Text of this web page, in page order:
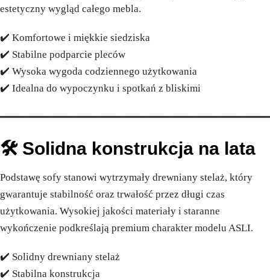
estetyczny wygląd całego mebla.
✔️ Komfortowe i miękkie siedziska
✔️ Stabilne podparcie pleców
✔️ Wysoka wygoda codziennego użytkowania
✔️ Idealna do wypoczynku i spotkań z bliskimi
🛠️ Solidna konstrukcja na lata
Podstawę sofy stanowi wytrzymały drewniany stelaż, który
gwarantuje stabilność oraz trwałość przez długi czas
użytkowania. Wysokiej jakości materiały i staranne
wykończenie podkreślają premium charakter modelu ASLI.
✔️ Solidny drewniany stelaż
✔️ Stabilna konstrukcja